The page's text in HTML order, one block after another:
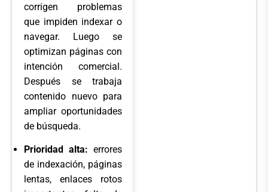
corrigen problemas
que impiden indexar o
navegar. Luego se
optimizan páginas con
intención comercial.
Después se trabaja
contenido nuevo para
ampliar oportunidades
de búsqueda.
Prioridad alta: errores
de indexación, páginas
lentas, enlaces rotos